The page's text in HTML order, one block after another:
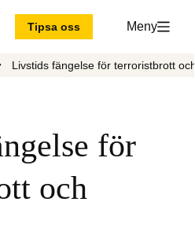
Tipsa oss Meny
Livstids fängelse för terroristbrott
för
och